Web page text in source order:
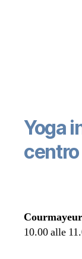
Yoga
Courmayeur
10.00 alle